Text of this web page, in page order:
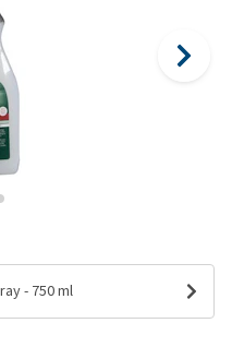
- 750 ml